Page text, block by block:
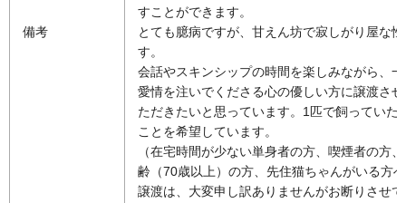
備考
すことができます。
とても臆病ですが、甘えん坊で寂しがり屋な
す。
会話やスキンシップの時間を楽しみながら、
愛情を注いでくださる心の優しい方に譲渡さ
ただきたいと思っています。1匹で飼っていた
ことを希望しています。
（在宅時間が少ない単身者の方、喫煙者の方
齢（70歳以上）の方、先住猫ちゃんがいる方
譲渡は、大変申し訳ありませんがお断りさせ